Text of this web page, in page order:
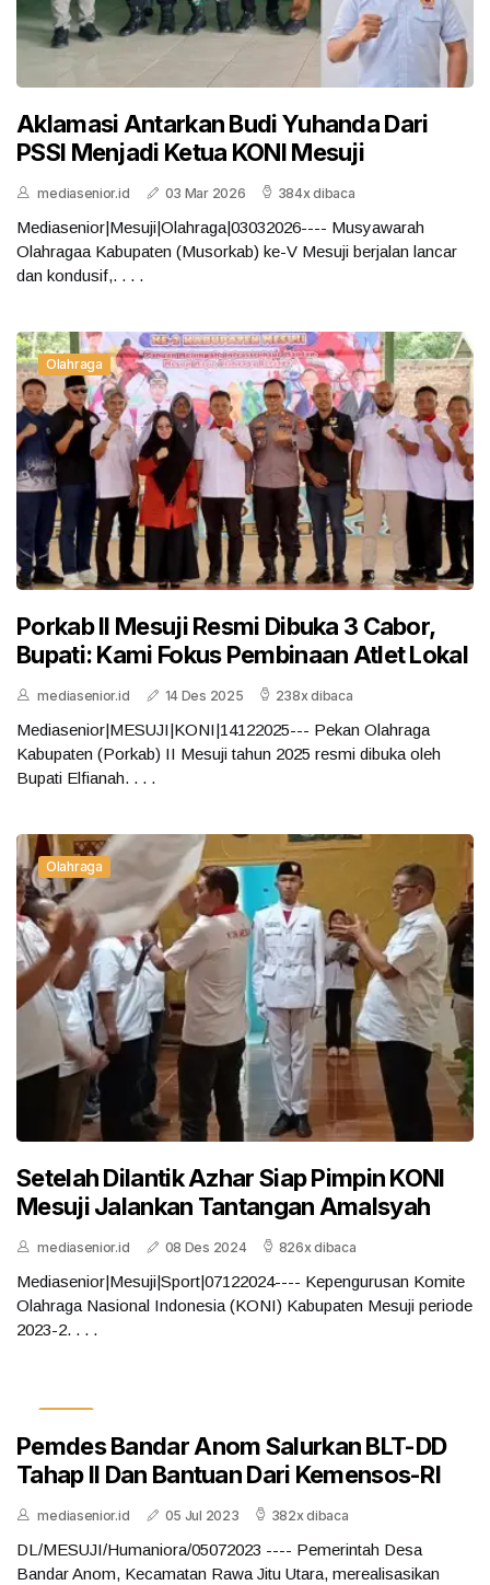
Aklamasi Antarkan Budi Yuhanda Dari
PSSI Menjadi Ketua KONI Mesuji
mediasenior.id 03 Mar 2026 384x dibaca
Mediasenior|Mesuji|Olahraga|03032026---- Musyawarah
Olahragaa Kabupaten (Musorkab) ke-V Mesuji berjalan lancar
dan kondusif,. . . .
Olahraga
Porkab II Mesuji Resmi Dibuka 3 Cabor,
Bupati: Kami Fokus Pembinaan Atlet Lokal
mediasenior.id 14 Des 2025 238x dibaca
Mediasenior|MESUJI|KONI|14122025--- Pekan Olahraga
Kabupaten (Porkab) II Mesuji tahun 2025 resmi dibuka oleh
Bupati Elfianah. . . .
Olahraga
Setelah Dilantik Azhar Siap Pimpin KONI
Mesuji Jalankan Tantangan Amalsyah
mediasenior.id 08 Des 2024 826x dibaca
Mediasenior|Mesuji|Sport|07122024---- Kepengurusan Komite
Olahraga Nasional Indonesia (KONI) Kabupaten Mesuji periode
2023-2. . . .
Pemdes Bandar Anom Salurkan BLT-DD
Tahap II Dan Bantuan Dari Kemensos-RI
mediasenior.id 05 Jul 2023 382x dibaca
DL/MESUJI/Humaniora/05072023 ---- Pemerintah Desa
Bandar Anom, Kecamatan Rawa Jitu Utara, merealisasikan